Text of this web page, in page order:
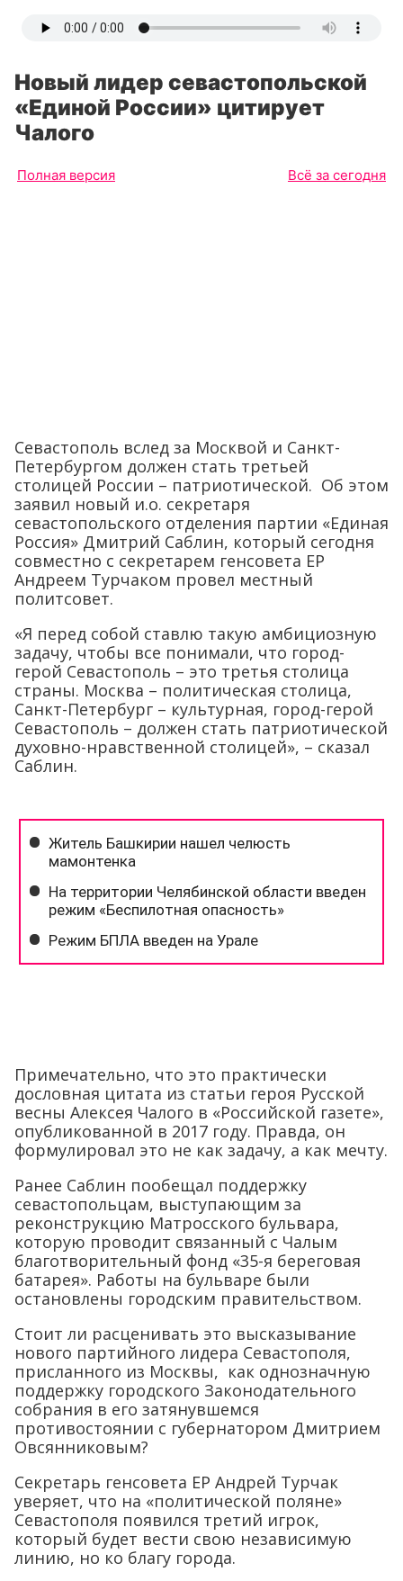
Новый лидер севастопольской
«Единой России» цитирует
Чалого
Полная версия Всё за сегодня
Севастополь вслед за Москвой и Санкт-
Петербургом должен стать третьей
столицей России – патриотической. Об этом
заявил новый и.о. секретаря
севастопольского отделения партии «Единая
Россия» Дмитрий Саблин, который сегодня
совместно с секретарем генсовета ЕР
Андреем Турчаком провел местный
политсовет.
«Я перед собой ставлю такую амбициозную
задачу, чтобы все понимали, что город-
герой Севастополь – это третья столица
страны. Москва – политическая столица,
Санкт-Петербург – культурная, город-герой
Севастополь – должен стать патриотической
духовно-нравственной столицей», – сказал
Саблин.
Примечательно, что это практически
дословная цитата из статьи героя Русской
весны Алексея Чалого в «Российской газете»,
опубликованной в 2017 году. Правда, он
формулировал это не как задачу, а как мечту.
Ранее Саблин пообещал поддержку
севастопольцам, выступающим за
реконструкцию Матросского бульвара,
которую проводит связанный с Чалым
благотворительный фонд «35-я береговая
батарея». Работы на бульваре были
остановлены городским правительством.
Стоит ли расценивать это высказывание
нового партийного лидера Севастополя,
присланного из Москвы, как однозначную
поддержку городского Законодательного
собрания в его затянувшемся
противостоянии с губернатором Дмитрием
Овсянниковым?
Секретарь генсовета ЕР Андрей Турчак
уверяет, что на «политической поляне»
Севастополя появился третий игрок,
который будет вести свою независимую
линию, но ко благу города.